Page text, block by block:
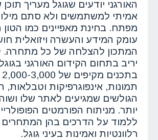
האורגני יודעים שגוגל מעריך
אמיתי למשתמשים ולא סתם
מפתח. בחינת מאפיינים כמו
עומק המידע והעשרה ויזואלית
המתכון להצלחה של כל
יריב בתחום הקידום האורגני
תמונות, אינפוגרפיקות וטבלאות,
הגולשים שמגיעים לאתר שלו
יותר. מניתוח הפורמטים
ללמוד על הדרכים בהן המתחרים
רלוונטיות ואמינות בעיני גוגל.